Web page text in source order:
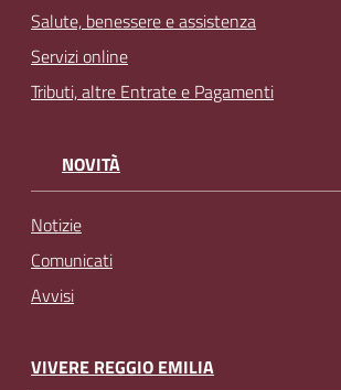
Salute, benessere e assistenza
Servizi online
Tributi, altre Entrate e Pagamenti
NOVITÀ
Notizie
Comunicati
Avvisi
VIVERE REGGIO EMILIA